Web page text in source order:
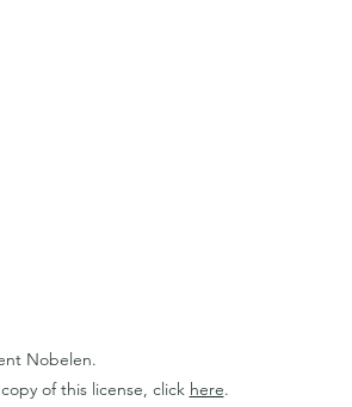
Nobelen.
of this license, click here.